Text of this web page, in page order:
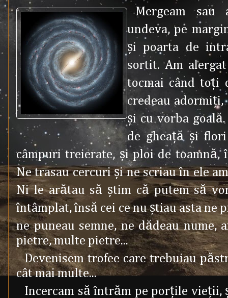
Mergeam sau
undeva, pe
şi poarta de
sortit. Am
tocmai când toţi
credeau
şi cu vorba
de gheaţă şi
câmpuri treierate, şi ploi de toamnă,
Ne trasau cercuri şi ne scriau în ele
Ni le arătau să ştim că putem să
întâmplat, însă cei ce nu ştiau asta ne
ne puneau semne, ne dădeau nume,
pietre, multe pietre...
Devenisem trofee care trebuiau
cât mai multe...
Incercam să întrăm pe porţile vieţii,